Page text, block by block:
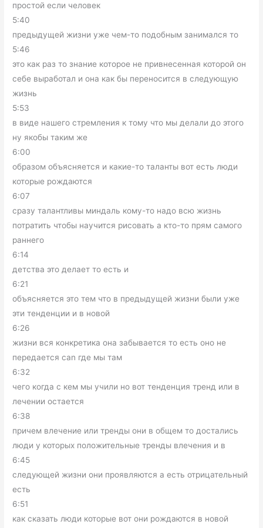
простой если человек
5:40
предыдущей жизни уже чем-то подобным занимался то
5:46
это как раз то знание которое не привнесенная которой он
себе выработал и она как бы переносится в следующую
жизнь
5:53
в виде нашего стремления к тому что мы делали до этого
ну якобы таким же
6:00
образом объясняется и какие-то таланты вот есть люди
которые рождаются
6:07
сразу талантливы миндаль кому-то надо всю жизнь
потратить чтобы научится рисовать а кто-то прям самого
раннего
6:14
детства это делает то есть и
6:21
объясняется это тем что в предыдущей жизни были уже
эти тенденции и в новой
6:26
жизни вся конкретика она забывается то есть оно не
передается can где мы там
6:32
чего когда с кем мы учили но вот тенденция тренд или в
лечении остается
6:38
причем влечение или тренды они в общем то достались
люди у которых положительные тренды влечения и в
6:45
следующей жизни они проявляются а есть отрицательный
есть
6:51
как сказать люди которые вот они рождаются в новой